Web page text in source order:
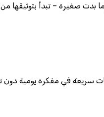
بدت صغيرة – تبدأ
سريعة في مفكرة يومية